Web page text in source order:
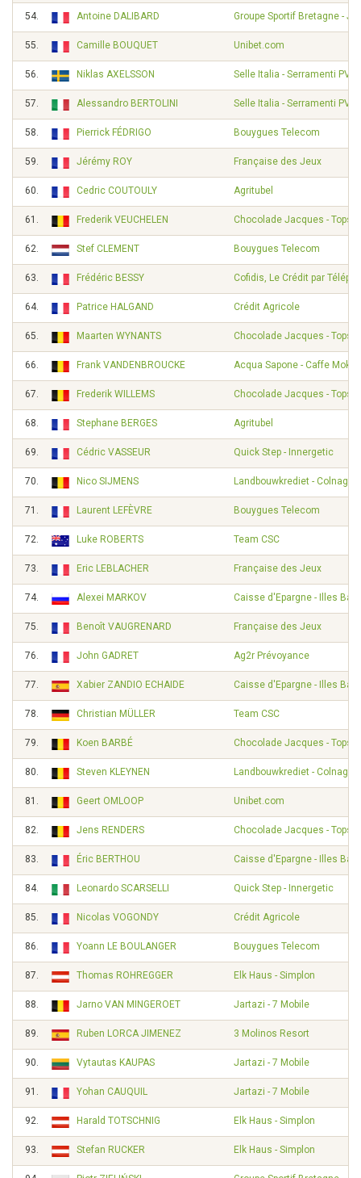
54. Antoine DALIBARD Groupe Sportif Bretagne -
55. Camille BOUQUET Unibet.com
56. Niklas AXELSSON Selle Italia - Serramenti
57. Alessandro BERTOLINI Selle Italia - Serramenti
58. Pierrick FÉDRIGO Bouygues Telecom
59. Jérémy ROY Française des Jeux
60. Cedric COUTOULY Agritubel
61. Frederik VEUCHELEN Chocolade Jacques -
62. Stef CLEMENT Bouygues Telecom
63. Frédéric BESSY Cofidis, Le Crédit par
64. Patrice HALGAND Crédit Agricole
65. Maarten WYNANTS Chocolade Jacques -
66. Frank VANDENBROUCKE Acqua Sapone - Caffe
67. Frederik WILLEMS Chocolade Jacques -
68. Stephane BERGES Agritubel
69. Cédric VASSEUR Quick Step - Innergetic
70. Nico SIJMENS Landbouwkrediet - Colnago
71. Laurent LEFÈVRE Bouygues Telecom
72. Luke ROBERTS Team CSC
73. Eric LEBLACHER Française des Jeux
74. Alexei MARKOV Caisse d'Epargne - Illes
75. Benoît VAUGRENARD Française des Jeux
76. John GADRET Ag2r Prévoyance
77. Xabier ZANDIO ECHAIDE Caisse d'Epargne - Illes
78. Christian MÜLLER Team CSC
79. Koen BARBÉ Chocolade Jacques -
80. Steven KLEYNEN Landbouwkrediet - Colnago
81. Geert OMLOOP Unibet.com
82. Jens RENDERS Chocolade Jacques -
83. Éric BERTHOU Caisse d'Epargne - Illes
84. Leonardo SCARSELLI Quick Step - Innergetic
85. Nicolas VOGONDY Crédit Agricole
86. Yoann LE BOULANGER Bouygues Telecom
87. Thomas ROHREGGER Elk Haus - Simplon
88. Jarno VAN MINGEROET Jartazi - 7 Mobile
89. Ruben LORCA JIMENEZ 3 Molinos Resort
90. Vytautas KAUPAS Jartazi - 7 Mobile
91. Yohan CAUQUIL Jartazi - 7 Mobile
92. Harald TOTSCHNIG Elk Haus - Simplon
93. Stefan RUCKER Elk Haus - Simplon